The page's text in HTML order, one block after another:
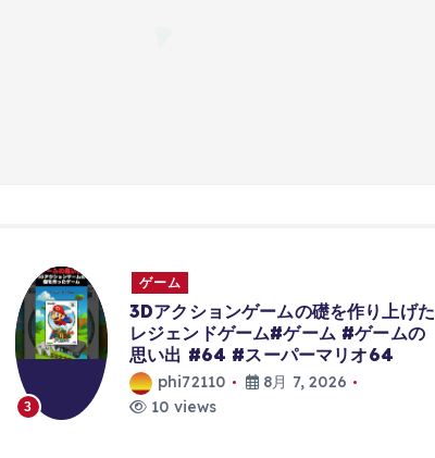
3
ゲーム
3Dアクションゲームの礎を作り上げた
レジェンドゲーム#ゲーム #ゲームの
思い出 #64 #スーパーマリオ64
phi72110
8月 7, 2026
10 views